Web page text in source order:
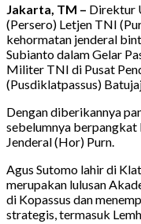
Jakarta, TM – Direktur
(Persero) Letjen TNI
kehormatan jenderal
Subianto dalam Gelar
Militer TNI di Pusat
(Pusdiklatpassus)
Dengan diberikannya
sebelumnya berpangkat
Jenderal (Hor) Purn.
Agus Sutomo lahir di
merupakan lulusan
di Kopassus dan
strategis, termasuk